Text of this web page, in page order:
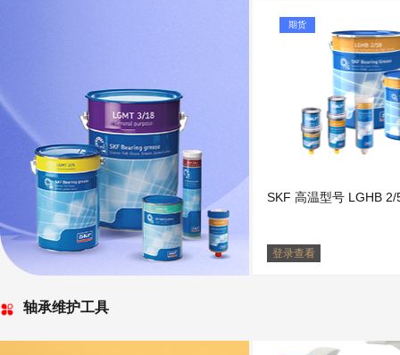
期货
SKF 高温型号 LGHB 2/
登录查看
轴承维护工具